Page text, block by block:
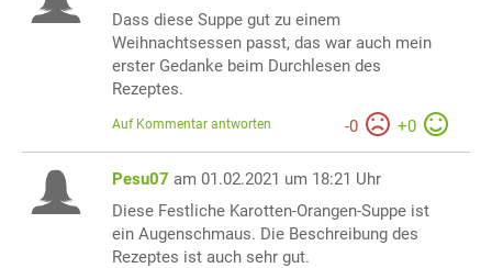
Dass diese Suppe gut zu einem
Weihnachtsessen passt, das war auch mein
erster Gedanke beim Durchlesen des
Rezeptes.
-0 +0
Auf Kommentar antworten
Pesu07 am 01.02.2021 um 18:21 Uhr
Diese Festliche Karotten-Orangen-Suppe ist
ein Augenschmaus. Die Beschreibung des
Rezeptes ist auch sehr gut.